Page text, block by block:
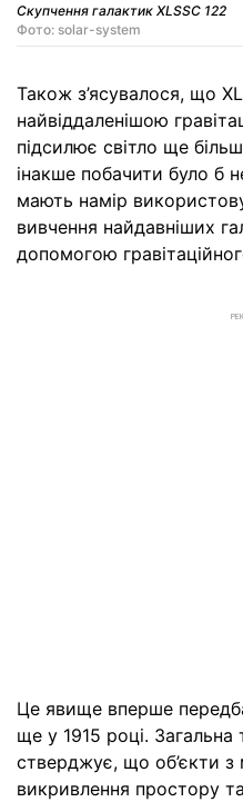
Скупчення галактик XLSSC 122
Фото: solar-system
Також з’ясувалося, що
найвіддаленішою
підсилює світло ще
інакше побачити було б
мають намір
вивчення найдавніших
допомогою
Це явище вперше
ще у 1915 році. Загальна
стверджує, що об’єкти
викривлення простору